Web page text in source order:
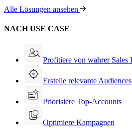
Alle Lösungen ansehen
NACH USE CASE
Profitiere von wahrer Sales
Erstelle relevante Audiences
Priorisiere Top-Accounts
Optimiere Kampagnen